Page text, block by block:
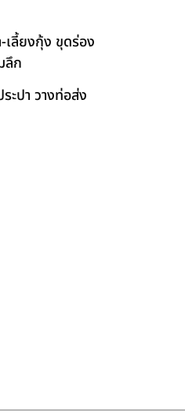
เลี้ยงกุ้ง ขุดร่อง
ลึก
ะปา วางท่อส่ง